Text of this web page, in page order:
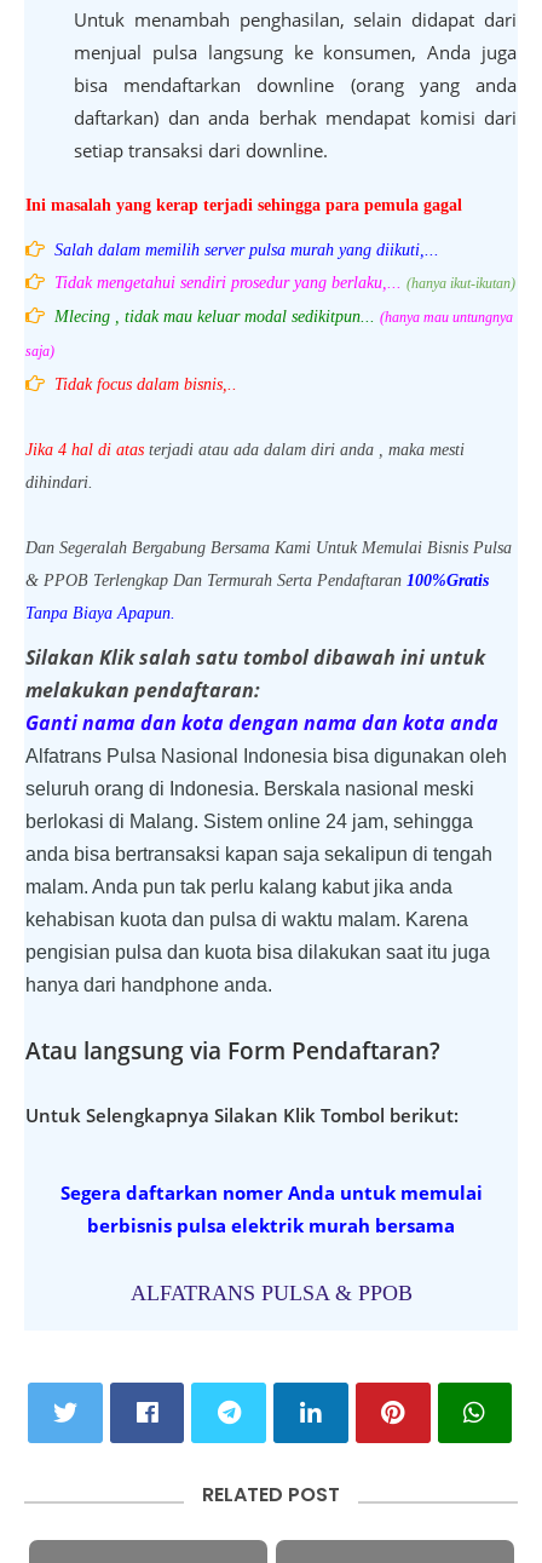
Untuk menambah penghasilan, selain didapat dari
menjual pulsa langsung ke konsumen, Anda juga
bisa mendaftarkan downline (orang yang anda
daftarkan) dan anda berhak mendapat komisi dari
setiap transaksi dari downline.
Ini masalah yang kerap terjadi sehingga para pemula gagal
Salah dalam memilih server pulsa murah yang diikuti,...
Tidak mengetahui sendiri prosedur yang berlaku,... (hanya ikut-ikutan)
Mlecing , tidak mau keluar modal sedikitpun... (hanya mau untungnya
saja)
Tidak focus dalam bisnis,..
Jika 4 hal di atas terjadi atau ada dalam diri anda , maka mesti
dihindari.
Dan Segeralah Bergabung Bersama Kami Untuk Memulai Bisnis Pulsa
& PPOB Terlengkap Dan Termurah Serta Pendaftaran 100%Gratis
Tanpa Biaya Apapun.
Silakan Klik salah satu tombol dibawah ini untuk
melakukan pendaftaran:
Ganti nama dan kota dengan nama dan kota anda
Alfatrans Pulsa Nasional Indonesia bisa digunakan oleh
seluruh orang di Indonesia. Berskala nasional meski
berlokasi di Malang. Sistem online 24 jam, sehingga
anda bisa bertransaksi kapan saja sekalipun di tengah
malam. Anda pun tak perlu kalang kabut jika anda
kehabisan kuota dan pulsa di waktu malam. Karena
pengisian pulsa dan kuota bisa dilakukan saat itu juga
hanya dari handphone anda.
Atau langsung via Form Pendaftaran?
Untuk Selengkapnya Silakan Klik Tombol berikut:
Segera daftarkan nomer Anda untuk memulai
berbisnis pulsa elektrik murah bersama
ALFATRANS PULSA & PPOB
RELATED POST